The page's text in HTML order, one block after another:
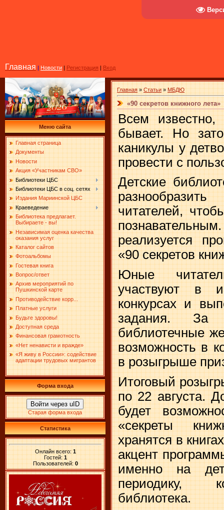
Главная | Новости | Регистрация | Вход
Меню сайта
Главная страница
Документы
Новости
Акция «Участникам СВО»
Библиотеки ЦБС
Библиотеки ЦБС в соц. сетях
Издания Мариинской ЦБС
Краеведение
Библиотека предлагает.
Выбираете - вы!
Независимая оценка качества
оказания услуг
Каталог сайтов
Фотоальбомы
Гостевая книга
Вопрос/ответ
Архив мероприятий по
Пушкинской карте
Противодействие корр...
Платные услуги
Будьте здоровы!
Доступная среда
Финансовая грамотность
«Нет ненависти и вражде»
«Я живу в России»: содействие
адаптации трудовых мигрантов
Форма входа
Войти через uID
Старая форма входа
Статистика
Онлайн всего: 1
Гостей: 1
Пользователей: 0
Главная » Статьи » МБДЮ
«90 секретов книжного лета»
Всем
бывает. Но
каникулы у
провести с
Детские
читателей,
реализуется
«90 секретов
Юные
участвуют в
конкурсах и
задания. За
библиотечные
возможность в
в розыгрыше
Итоговый
по 22 августа.
будет
«секреты
хранятся в
акцент
именно на
периодику,
библиотека.